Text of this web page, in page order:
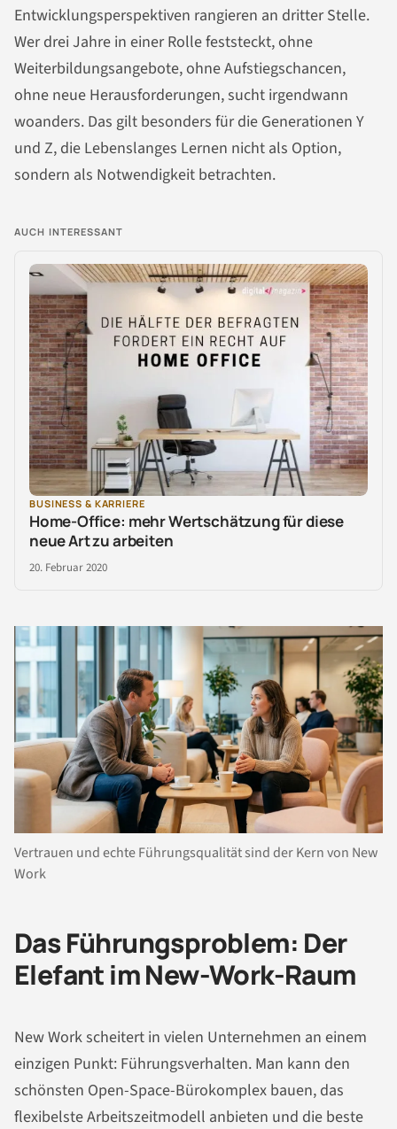
Entwicklungsperspektiven rangieren an dritter Stelle.
Wer drei Jahre in einer Rolle feststeckt, ohne
Weiterbildungsangebote, ohne Aufstiegschancen,
ohne neue Herausforderungen, sucht irgendwann
woanders. Das gilt besonders für die Generationen Y
und Z, die Lebenslanges Lernen nicht als Option,
sondern als Notwendigkeit betrachten.
AUCH INTERESSANT
BUSINESS & KARRIERE
Home-Office: mehr Wertschätzung für diese
neue Art zu arbeiten
20. Februar 2020
Vertrauen und echte Führungsqualität sind der Kern von New
Work
Das Führungsproblem: Der
Elefant im New-Work-Raum
New Work scheitert in vielen Unternehmen an einem
einzigen Punkt: Führungsverhalten. Man kann den
schönsten Open-Space-Bürokomplex bauen, das
flexibelste Arbeitszeitmodell anbieten und die beste